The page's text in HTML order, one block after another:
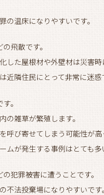
の温床になりやすいです。
飛散です。
した屋根材や外壁材は災害時
近隣住民にとって非常に迷惑
。
の雑草が繁殖します。
呼び寄せてしまう可能性が高
ムが発生する事例はとても多
犯罪被害に遭うことです。
不法投棄場になりやすいです。